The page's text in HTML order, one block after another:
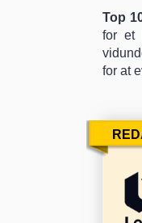
Top
for et
for at